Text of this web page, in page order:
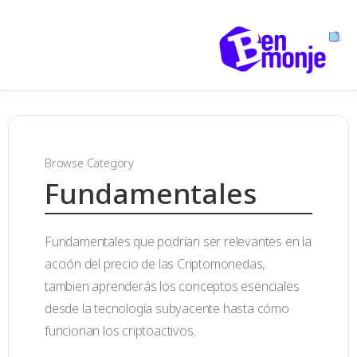
Browse Category
Fundamentales
Fundamentales que podrían ser relevantes en la
acción del precio de las Criptomonedas,
tambien aprenderás los conceptos esenciales
desde la tecnología subyacente hasta cómo
funcionan los criptoactivos.